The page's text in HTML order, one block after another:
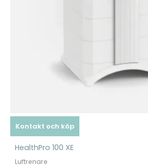
Kontakt och köp
HealthPro 100 XE
Luftrenare